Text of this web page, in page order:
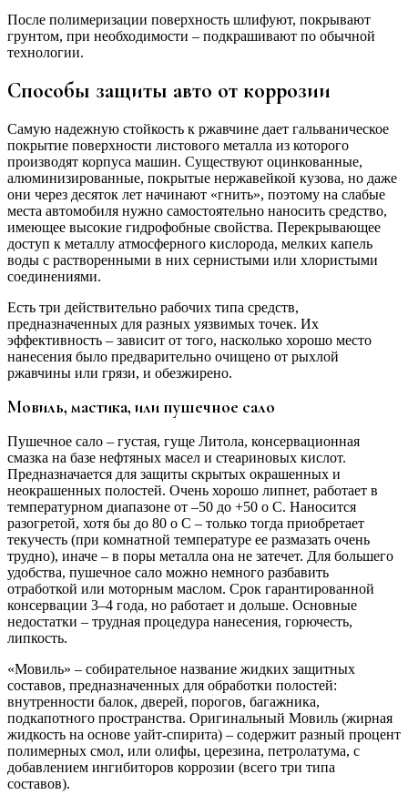
После полимеризации поверхность шлифуют, покрывают
грунтом, при необходимости – подкрашивают по обычной
технологии.
Способы защиты авто от коррозии
Самую надежную стойкость к ржавчине дает гальваническое
покрытие поверхности листового металла из которого
производят корпуса машин. Существуют оцинкованные,
алюминизированные, покрытые нержавейкой кузова, но даже
они через десяток лет начинают «гнить», поэтому на слабые
места автомобиля нужно самостоятельно наносить средство,
имеющее высокие гидрофобные свойства. Перекрывающее
доступ к металлу атмосферного кислорода, мелких капель
воды с растворенными в них сернистыми или хлористыми
соединениями.
Есть три действительно рабочих типа средств,
предназначенных для разных уязвимых точек. Их
эффективность – зависит от того, насколько хорошо место
нанесения было предварительно очищено от рыхлой
ржавчины или грязи, и обезжирено.
Мовиль, мастика, или пушечное сало
Пушечное сало – густая, гуще Литола, консервационная
смазка на базе нефтяных масел и стеариновых кислот.
Предназначается для защиты скрытых окрашенных и
неокрашенных полостей. Очень хорошо липнет, работает в
температурном диапазоне от –50 до +50 о С. Наносится
разогретой, хотя бы до 80 о С – только тогда приобретает
текучесть (при комнатной температуре ее размазать очень
трудно), иначе – в поры металла она не затечет. Для большего
удобства, пушечное сало можно немного разбавить
отработкой или моторным маслом. Срок гарантированной
консервации 3–4 года, но работает и дольше. Основные
недостатки – трудная процедура нанесения, горючесть,
липкость.
«Мовиль» – собирательное название жидких защитных
составов, предназначенных для обработки полостей:
внутренности балок, дверей, порогов, багажника,
подкапотного пространства. Оригинальный Мовиль (жирная
жидкость на основе уайт-спирита) – содержит разный процент
полимерных смол, или олифы, церезина, петролатума, с
добавлением ингибиторов коррозии (всего три типа
составов).